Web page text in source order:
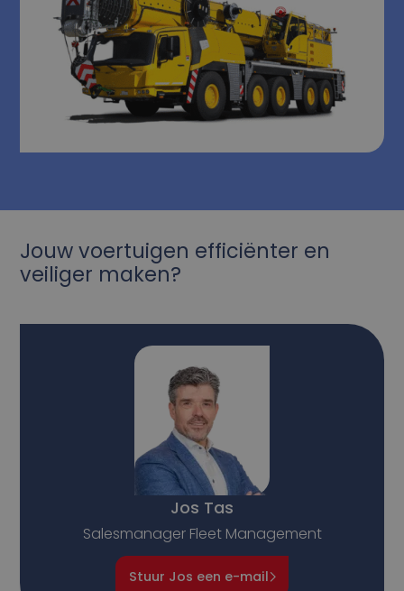
Jouw voertuigen efficiënter en
veiliger maken?
Jos Tas
Salesmanager Fleet Management
Stuur Jos een e-mail